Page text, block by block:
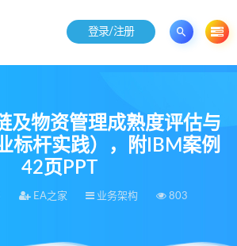
登录/注册
及物资管理成熟度评估与
标杆实践），附IBM案例
42页PPT
EA之家 业务架构 803
制造业供应链及物资管理成熟度评估与优化（含行业标杆实践），附IBM案例42页PPT